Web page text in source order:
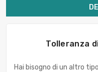
Tolleranza
Hai bisogno di un altro